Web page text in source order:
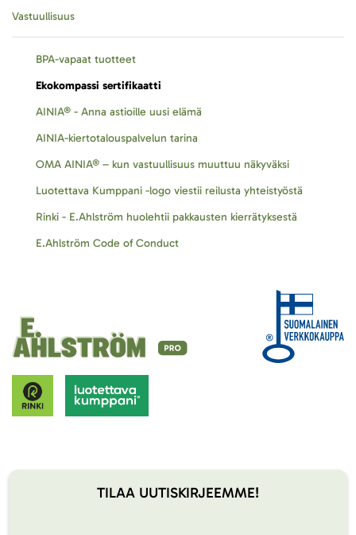
Vastuullisuus
BPA-vapaat tuotteet
Ekokompassi sertifikaatti
AINIA® - Anna astioille uusi elämä
AINIA-kiertotalouspalvelun tarina
OMA AINIA® – kun vastuullisuus muuttuu näkyväksi
Luotettava Kumppani -logo viestii reilusta yhteistyöstä
Rinki - E.Ahlström huolehtii pakkausten kierrätyksestä
E.Ahlström Code of Conduct
TILAA UUTISKIRJEEMME!